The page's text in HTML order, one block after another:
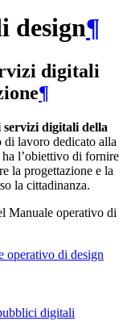
design¶
digitali
¶
digitali della
di lavoro dedicato alla
l’obiettivo di fornire
la progettazione e la
la cittadinanza.
Manuale operativo di
operativo di design
digitali